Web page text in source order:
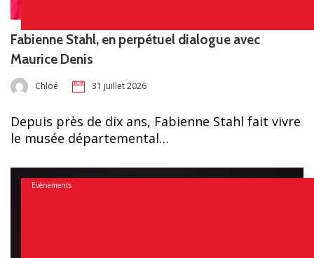
Fabienne Stahl, en perpétuel dialogue avec
Maurice Denis
Chloé 31 juillet 2026
Depuis près de dix ans, Fabienne Stahl fait vivre
le musée départemental…
Evènements